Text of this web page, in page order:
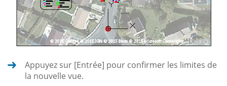
Appuyez sur [Entrée] pour confirmer les limites de
la nouvelle vue.